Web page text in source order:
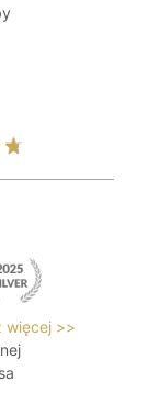
więcej >>